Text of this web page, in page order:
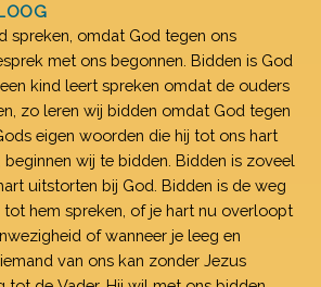
spreken, omdat God tegen ons
met ons begonnen. Bidden is God
kind leert spreken omdat de ouders
zo leren wij bidden omdat God tegen
eigen woorden die hij tot ons hart
beginnen wij te bidden. Bidden is zoveel
uitstorten bij God. Bidden is de weg
tot hem spreken, of je hart nu overloopt
of wanneer je leeg en
van ons kan zonder Jezus